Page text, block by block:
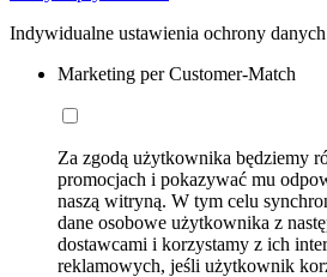
Indywidualne ustawienia ochrony danych
Marketing per Customer-Match
Za zgodą użytkownika będziemy
promocjach i pokazywać mu
naszą witryną. W tym celu
dane osobowe użytkownika z
dostawcami i korzystamy z ich
reklamowych, jeśli użytkownik